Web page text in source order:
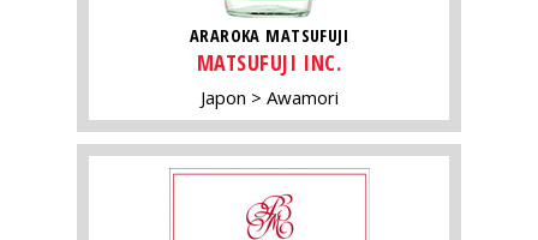
ARAROKA MATSUFUJI
MATSUFUJI INC.
Japon Awamori